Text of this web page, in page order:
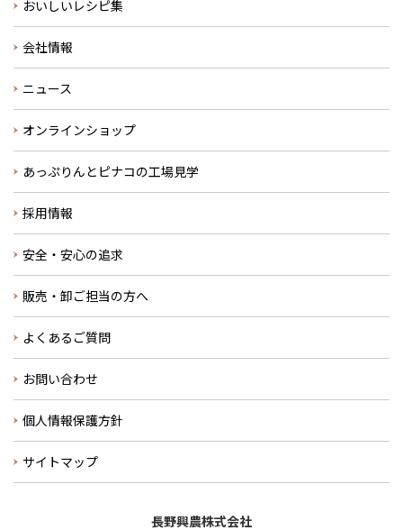
おいしいレシピ集
会社情報
ニュース
オンラインショップ
あっぷりんとピナコの工場見学
採用情報
安全・安心の追求
販売・卸ご担当の方へ
よくあるご質問
お問い合わせ
個人情報保護方針
サイトマップ
長野興農株式会社